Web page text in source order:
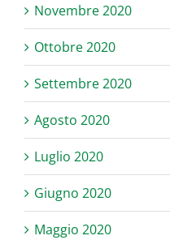
Novembre 2020
Ottobre 2020
Settembre 2020
Agosto 2020
Luglio 2020
Giugno 2020
Maggio 2020